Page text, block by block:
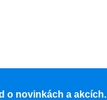
o novinkách a akcích.